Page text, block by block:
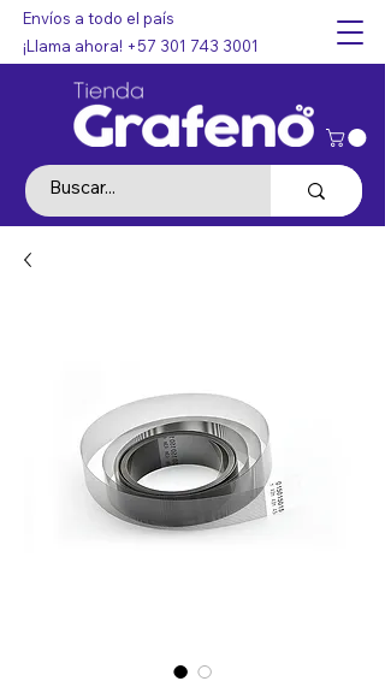
Envíos a todo el país
¡Llama ahora! +57 301 743 3001